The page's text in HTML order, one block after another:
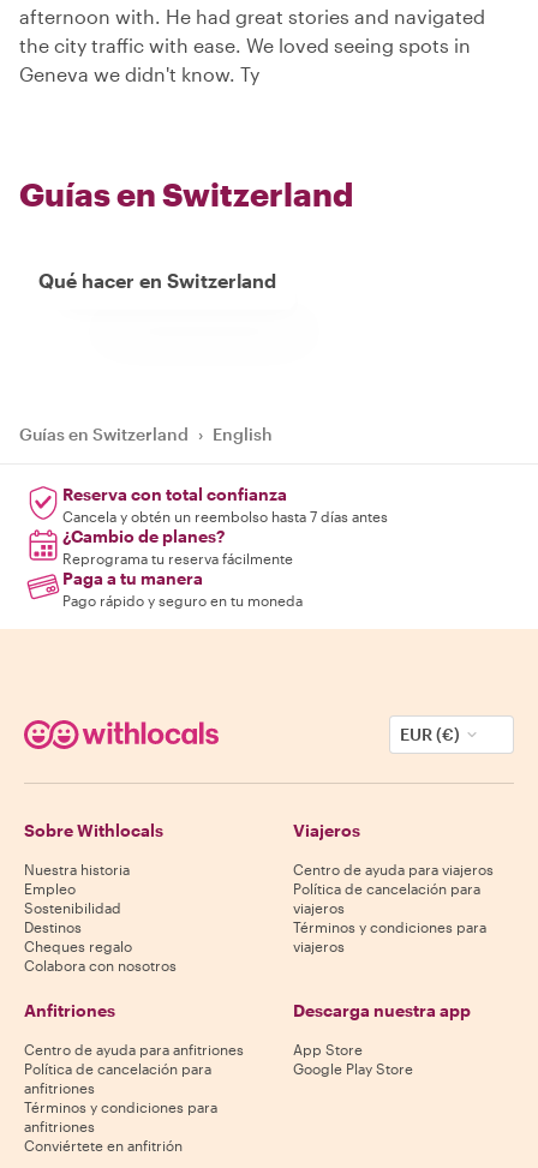
afternoon with. He had great stories and navigated
the city traffic with ease. We loved seeing spots in
Geneva we didn't know. Ty
Guías en Switzerland
Qué hacer en Switzerland
Guías en Switzerland › English
Reserva con total confianza
Cancela y obtén un reembolso hasta 7 días antes
¿Cambio de planes?
Reprograma tu reserva fácilmente
Paga a tu manera
Pago rápido y seguro en tu moneda
EUR (€)
Sobre Withlocals
Nuestra historia
Empleo
Sostenibilidad
Destinos
Cheques regalo
Colabora con nosotros
Viajeros
Centro de ayuda para viajeros
Política de cancelación para
viajeros
Términos y condiciones para
viajeros
Anfitriones
Centro de ayuda para anfitriones
Política de cancelación para
anfitriones
Términos y condiciones para
anfitriones
Conviértete en anfitrión
Descarga nuestra app
App Store
Google Play Store